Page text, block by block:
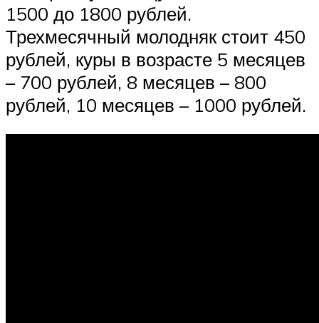
1500 до 1800 рублей.
Трехмесячный молодняк стоит 450
рублей, куры в возрасте 5 месяцев
– 700 рублей, 8 месяцев – 800
рублей, 10 месяцев – 1000 рублей.